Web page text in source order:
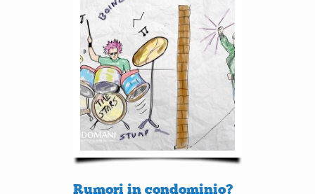
Rumori in condominio?